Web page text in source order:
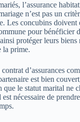
l’assurance
n’est pas un
Les concubins doivent
pour bénéficier
protéger leurs biens
la prime.
d’assurances
est bien
le statut marital ne
nécessaire de